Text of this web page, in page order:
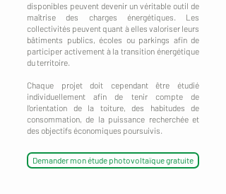
disponibles peuvent devenir un véritable outil de
maîtrise des charges énergétiques. Les
collectivités peuvent quant à elles valoriser leurs
bâtiments publics, écoles ou parkings afin de
participer activement à la transition énergétique
du territoire.
Chaque projet doit cependant être étudié
individuellement afin de tenir compte de
l'orientation de la toiture, des habitudes de
consommation, de la puissance recherchée et
des objectifs économiques poursuivis.
Demander mon étude photovoltaïque gratuite